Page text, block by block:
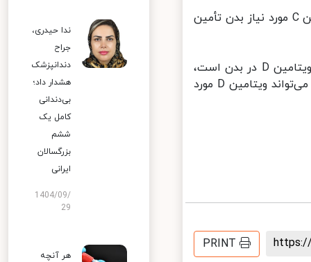
وی ادامه داد: خوردن سبزی‌ها و میوه‌های زمستانی باعث می‌شود که ویتامین C مورد نیاز بدن تأمین
درستی با عنوان این مطلب که یکی از عوامل ایمنی در جریان کرونا، کمبود ویتامین D در بدن است،
گفت: قرار دادن ماهی در برنامه غذایی و تابش نور مستقیم آفتاب به بدن می‌تواند ویتامین D مورد
PRINT
ندا حیدری،
جراح
دندانپزشک
هشدار داد؛
بی‌دندانی
کامل یک
ششم
بزرگسالان
ایرانی
1404/09/
29
هر آنچه